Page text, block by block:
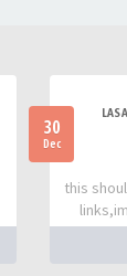
30
Dec
this